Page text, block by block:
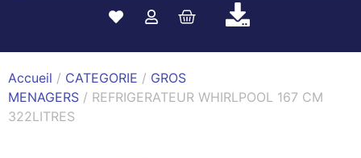
Accueil / CATEGORIE / GROS
MENAGERS / REFRIGERATEUR WHIRLPOOL 167 CM
322LITRES